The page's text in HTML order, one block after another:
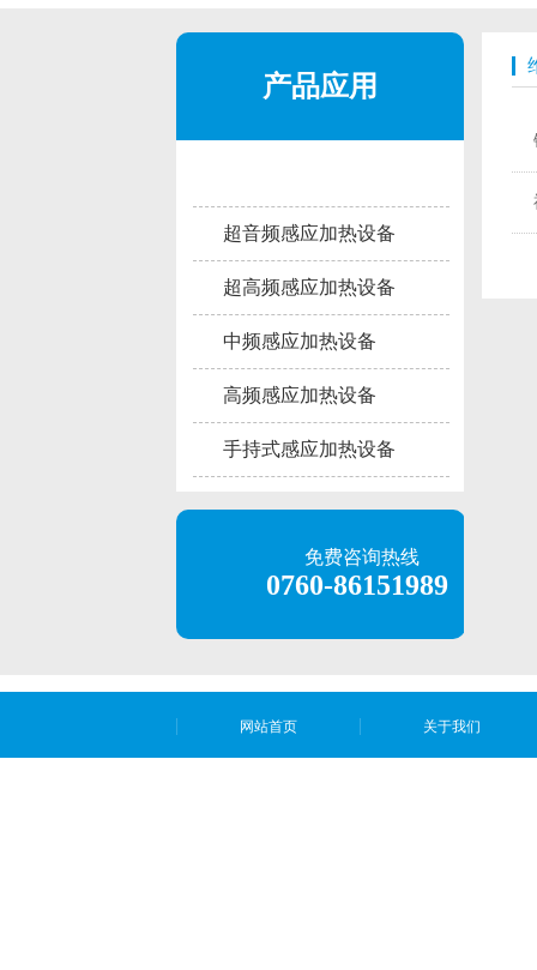
产品应用
超音频感应加热设备
超高频感应加热设备
中频感应加热设备
高频感应加热设备
手持式感应加热设备
免费咨询热线
0760-86151989
网站首页 关于我们